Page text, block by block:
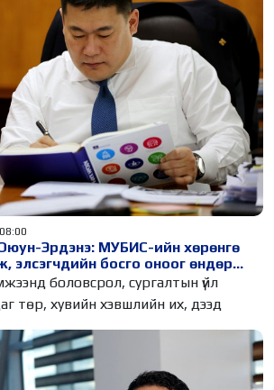
Эрдэнэ: МУБИС-ийн хөрөнгө
элсэгчдийн босго оноог өндөр
боловсрол, сургалтын үйл
төр, хувийн хэвшлийн их, дээд